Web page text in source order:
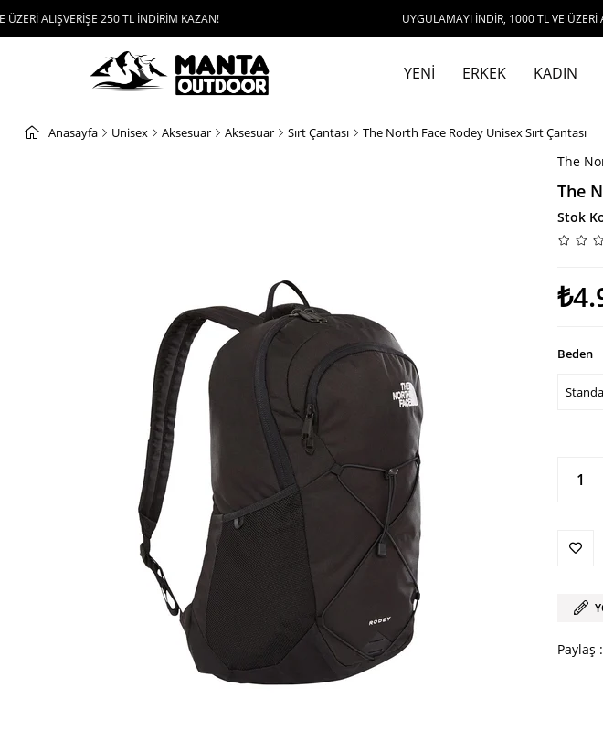
250 TL İNDİRİM KAZAN! UYGULAMAYI İNDİR, 1000 TL VE ÜZERİ
YENİ ERKEK KADIN
Anasayfa Unisex Aksesuar Aksesuar Sırt Çantası The North Face Rodey Unisex Sırt Çantası
The
The
Stok
Beden